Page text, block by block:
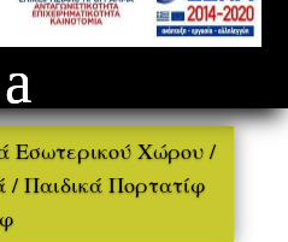
Εσωτερικού Χώρου/
/ Παιδικά Πορτατίφ